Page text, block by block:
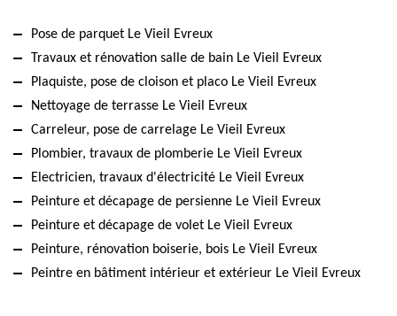
Pose de parquet Le Vieil Evreux
Travaux et rénovation salle de bain Le Vieil Evreux
Plaquiste, pose de cloison et placo Le Vieil Evreux
Nettoyage de terrasse Le Vieil Evreux
Carreleur, pose de carrelage Le Vieil Evreux
Plombier, travaux de plomberie Le Vieil Evreux
Electricien, travaux d'électricité Le Vieil Evreux
Peinture et décapage de persienne Le Vieil Evreux
Peinture et décapage de volet Le Vieil Evreux
Peinture, rénovation boiserie, bois Le Vieil Evreux
Peintre en bâtiment intérieur et extérieur Le Vieil Evreux